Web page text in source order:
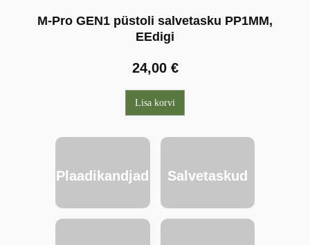
M-Pro GEN1 püstoli salvetasku PP1MM,
EEdigi
24,00 €
Lisa korvi
Plaadikandjad Salvetaskud